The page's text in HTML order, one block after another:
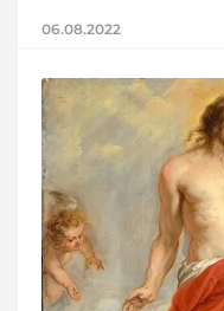
06.08.2022